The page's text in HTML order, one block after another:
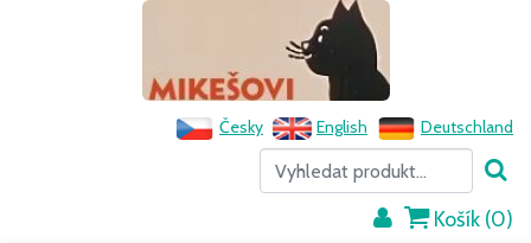
Česky English Deutschland
Košík (0)